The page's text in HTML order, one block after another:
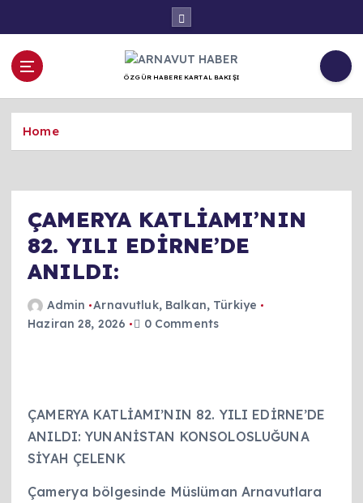
ğ
ÖZGÜR HABERE KARTAL BAKIŞI
Home
ÇAMERYA KATLİAMI’NIN
82. YILI EDİRNE’DE
ANILDI:
Admin Arnavutluk, Balkan, Türkiye
Haziran 28, 2026
0 Comments
ÇAMERYA KATLİAMI’NIN 82. YILI EDİRNE’DE
ANILDI: YUNANİSTAN KONSOLOSLUĞUNA
SİYAH ÇELENK
Çamerya bölgesinde Müslüman Arnavutlara